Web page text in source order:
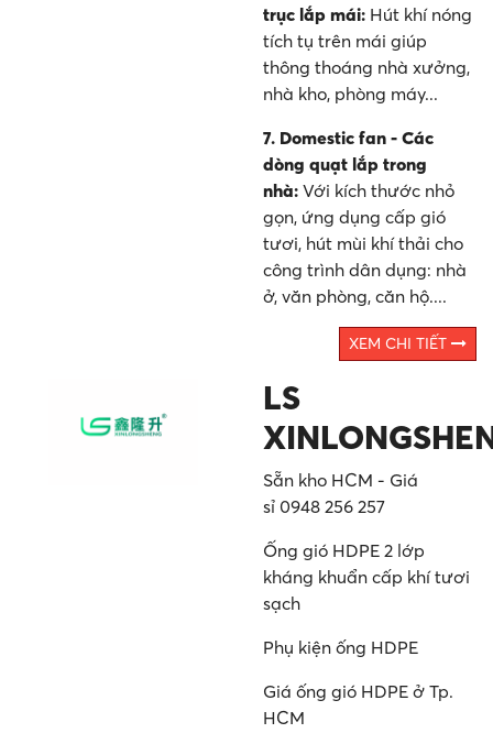
trục lắp mái: Hút khí nóng
tích tụ trên mái giúp
thông thoáng nhà xưởng,
nhà kho, phòng máy...
7. Domestic fan - Các
dòng quạt lắp trong
nhà: Với kích thước nhỏ
gọn, ứng dụng cấp gió
tươi, hút mùi khí thải cho
công trình dân dụng: nhà
ở, văn phòng, căn hộ....
XEM CHI TIẾT
LS
Sẵn kho HCM - Giá
sỉ 0948 256 257
Ống gió HDPE 2 lớp
kháng khuẩn cấp khí tươi
sạch
Phụ kiện ống HDPE
Giá ống gió HDPE ở Tp.
HCM